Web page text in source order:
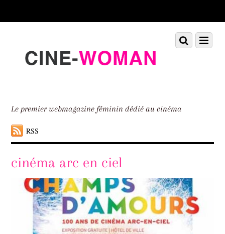
down
Le premier webmagazine féminin dédié au cinéma
RSS
Menu
Scroll
down
cinéma arc en ciel